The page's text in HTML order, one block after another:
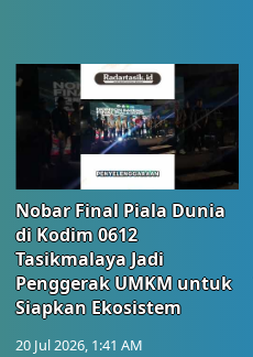
Nobar Final Piala Dunia
di Kodim 0612
Tasikmalaya Jadi
Penggerak UMKM untuk
Siapkan Ekosistem
20 Jul 2026, 1:41 AM